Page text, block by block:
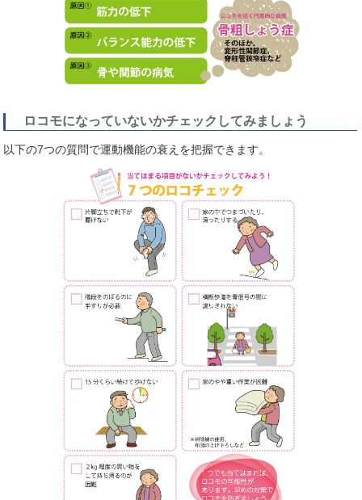
ロコモになっていないかチェックしてみましょう
以下の7つの質問で運動機能の衰えを把握できます。